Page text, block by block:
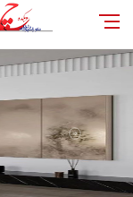
صفحه اصلی
پارکت
ماربل